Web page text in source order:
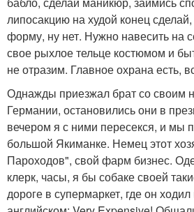
липосакцию на худой конец
форму, ну нет. Нужно навесить на
свое рыхлое тельце костюмом и
не отразим. Главное охрана есть,
Однажды приезжал брат со своим
Германии, остановились они в
вечером я с ними пересекся, и мы
большой Якиманке. Немец этот
Пароходов", свой фарм бизнес.
клерк, часы, я бы собаке своей
дороге в супермаркет, где он